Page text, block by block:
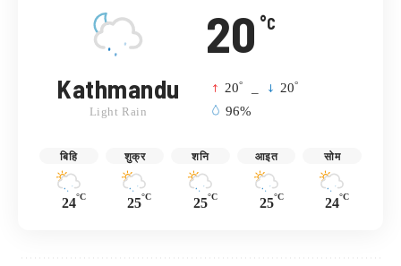
20 °C
Kathmandu
Light Rain
20° 20°
96%
बिहि
24°C
शुक्र
25°C
शनि
25°C
आइत
25°C
सोम
24°C